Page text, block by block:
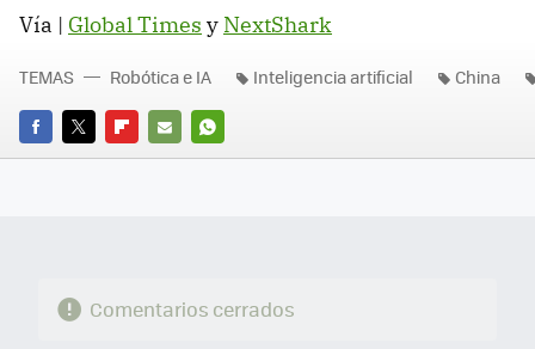
Vía | Global Times y NextShark
FACEBOOK
TWITTERFLIPBOARD
E-
WHATSAPP
TEMAS Robótica e IA Inteligencia artificial China
Comentarios cerrados